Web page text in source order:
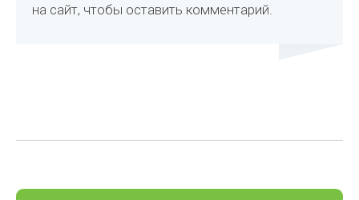
на сайт, чтобы оставить комментарий.